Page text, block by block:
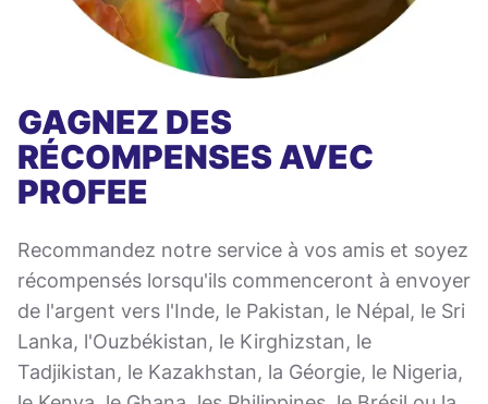
GAGNEZ DES
RÉCOMPENSES AVEC
PROFEE
Recommandez notre service à vos amis et soyez
récompensés lorsqu'ils commenceront à envoyer
de l'argent vers l'Inde, le Pakistan, le Népal, le Sri
Lanka, l'Ouzbékistan, le Kirghizstan, le
Tadjikistan, le Kazakhstan, la Géorgie, le Nigeria,